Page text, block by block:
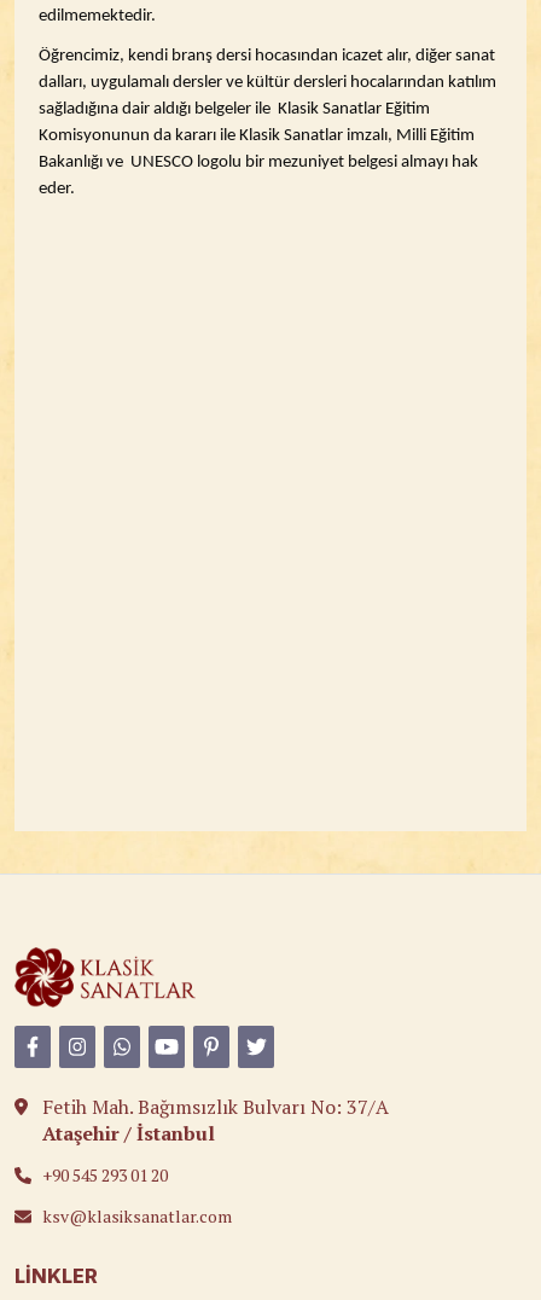
edilmemektedir.
Öğrencimiz, kendi branş dersi hocasından icazet alır, diğer sanat
dalları, uygulamalı dersler ve kültür dersleri hocalarından katılım
sağladığına dair aldığı belgeler ile Klasik Sanatlar Eğitim
Komisyonunun da kararı ile Klasik Sanatlar imzalı, Milli Eğitim
Bakanlığı ve UNESCO logolu bir mezuniyet belgesi almayı hak
eder.
Fetih Mah. Bağımsızlık Bulvarı No: 37/A
Ataşehir / İstanbul
+90 545 293 01 20
ksv@klasiksanatlar.com
LINKLER